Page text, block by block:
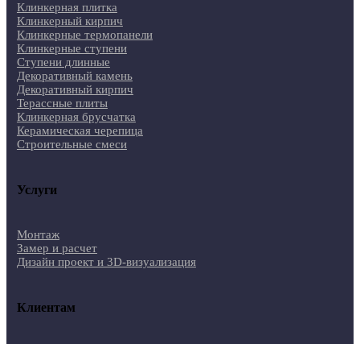
Клинкерная плитка
Клинкерный кирпич
Клинкерные термопанели
Клинкерные ступени
Ступени длинные
Декоративный камень
Декоративный кирпич
Терассные плиты
Клинкерная брусчатка
Керамическая черепица
Строительные смеси
Услуги
Монтаж
Замер и расчет
Дизайн проект и 3D-визуализация
Клиентам